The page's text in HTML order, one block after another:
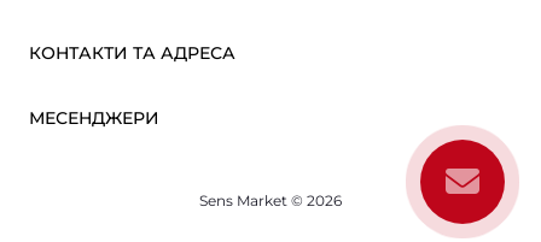
ОПТ
Про нас
Повернення товару
КОНТАКТИ ТА АДРЕСА
МЕСЕНДЖЕРИ
Sens Market © 2026